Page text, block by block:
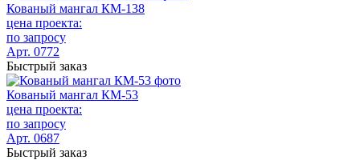
Кованый мангал КМ-138
цена проекта:
по запросу
Арт. 0772
Быстрый заказ
Кованый мангал КМ-53
цена проекта:
по запросу
Арт. 0687
Быстрый заказ